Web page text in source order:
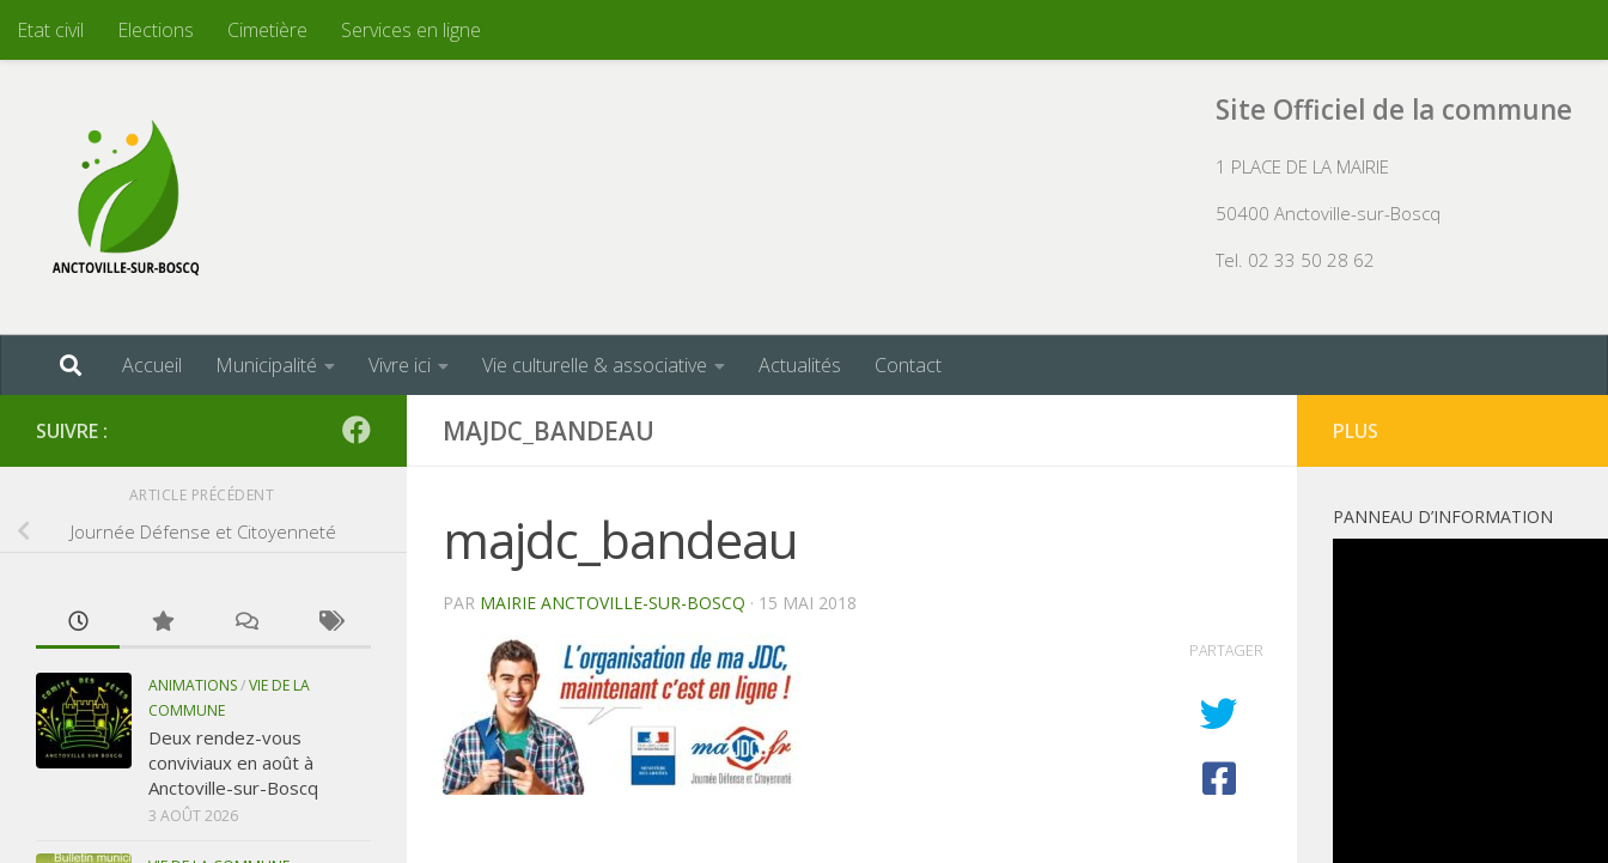
Skip to content
Etat civil Elections Cimetière Services en ligne
Site Officiel de la commune
1 PLACE DE LA MAIRIE
50400 Anctoville-sur-Boscq
Tel. 02 33 50 28 62
Accueil Municipalité Vivre ici Vie culturelle & associative Actualités Contact
MAJDC_BANDEAU
majdc_bandeau
PAR MAIRIE ANCTOVILLE-SUR-BOSCQ · 15 MAI 2018
PARTAGER
SUIVRE :
ARTICLE PRÉCÉDENT
Journée Défense et Citoyenneté
ANIMATIONS/VIE DE LA
COMMUNE
Deux rendez-vous
conviviaux en août à
Anctoville-sur-Boscq
3 AOÛT 2026
PLUS
PANNEAU D’INFORMATION